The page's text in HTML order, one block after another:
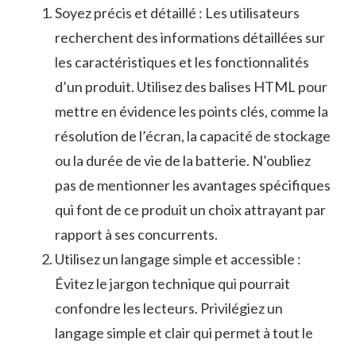
Soyez précis et détaillé : Les utilisateurs
recherchent des informations ​détaillées ⁢sur
⁢les ​caractéristiques et les fonctionnalités⁤
d’un produit. Utilisez des balises ‍HTML pour
⁣mettre en évidence ⁢les points clés, comme la
résolution ⁤de​ l’écran, la capacité de stockage
ou ⁢la durée de‍ vie ​de la batterie. ‌N’oubliez
pas de ⁤mentionner​ les avantages spécifiques​
qui font de⁣ ce produit⁣ un⁣ choix attrayant par
rapport ‌à⁣ ses‍ concurrents.
Utilisez un langage ⁤simple et accessible :
Évitez le jargon technique qui pourrait
‌confondre les⁤ lecteurs. Privilégiez un
langage ​simple et‍ clair qui ‍permet à tout le